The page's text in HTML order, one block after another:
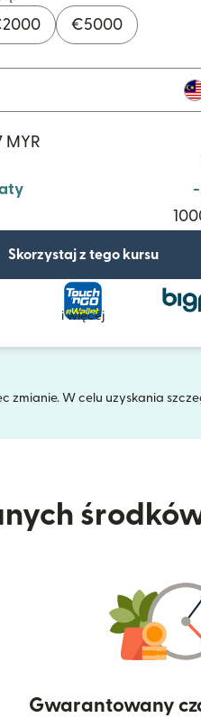
2000 €5000
MYR
-
Skorzystaj z tego kursu
i więcej
zmianie. W celu uzyskania
oknie)
Gwarantowany